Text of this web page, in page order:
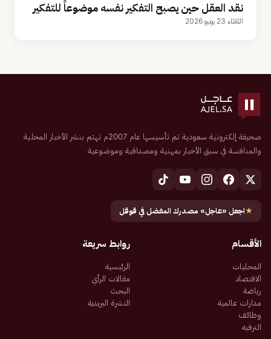
نقد العقل حين يصبح التفكير نفسه موضوعاً للتفكير
الثلاثاء 23 يونيو 2026
صحيفة إلكترونية سعودية تم تأسيسها عام 2007م تهتم بنشر الأخبار المحلية
والمنافسة في سبق الأخبار بمهنية ومصداقية وموضوعية
★اجعل «عاجل» مصدرك المفضل في قوقل
الأقسام
المحليات
الاقتصاد
رياضة
مدارات عالمية
وظائف
الترفيه
روابط سريعة
الرئيسية
مقالات الرأي
البحث
النشرة البريدية